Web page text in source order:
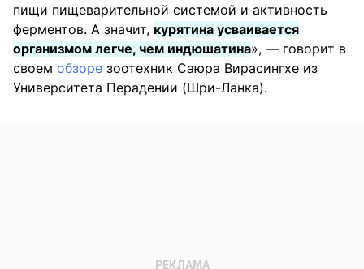
пищи пищеварительной системой и активность
ферментов. А значит, курятина усваивается
организмом легче, чем индюшатина», — говорит в
своем обзоре зоотехник Саюра Вирасингхе из
Университета Перадении (Шри-Ланка).